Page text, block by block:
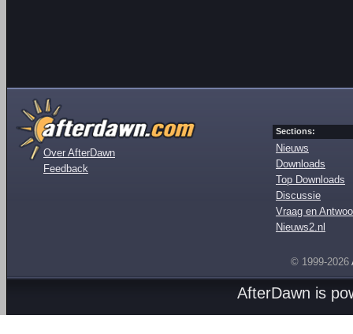
Over AfterDawn
Feedback
Sections:
Nieuws
Downloads
Top Downloads
Discussie
Vraag en
Nieuws2.nl
© 1999-2026
AfterDawn is